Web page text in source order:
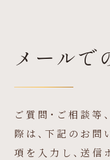
メールで
ご質問・ご相談等
際は、下記のお
項を入力し、送信